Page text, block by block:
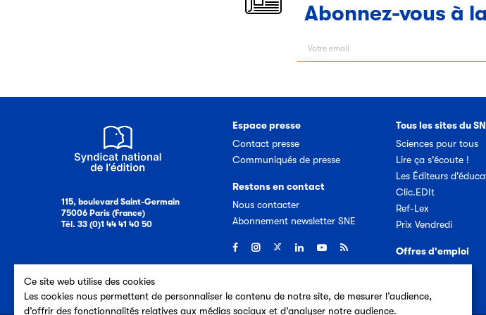
Ce site web utilise des cookies
Les cookies nous permettent de personnaliser le contenu de notre site, de mesurer l’audience,
d’offrir des fonctionnalités relatives aux médias sociaux et d’analyser notre audience.
Abonnez-vous à
115, boulevard Saint-Germain
75006 Paris (France)
Tél. 33 (0)1 44 41 40 50
Espace presse
Contact presse
Communiqués de presse
Restons en contact
Nous contacter
Abonnement newsletter SNE
Tous les sites du
Sciences pour tous
Lire ça s'écoute !
Les Éditeurs
Clic.EDIt
Ref-Lex
Prix Vendredi
Offres d'emploi